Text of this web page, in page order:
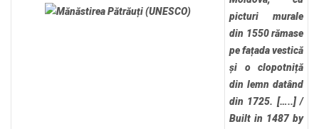
picturi murale
din 1550 rămase
pe fațada vestică
și o clopotniță
din lemn datând
din 1725. […..]/
Built in 1487 by